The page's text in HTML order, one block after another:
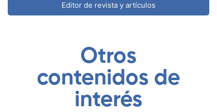
Editor de revista y artículos
¿Cuáles son los
requisitos?
Otros
contenidos de
interés